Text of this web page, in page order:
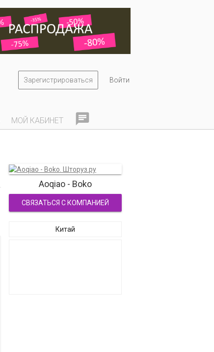
Зарегистрироваться
Войти
МОЙ КАБИНЕТ 
Aoqiao - Boko
СВЯЗАТЬСЯ С КОМПАНИЕЙ
Китай